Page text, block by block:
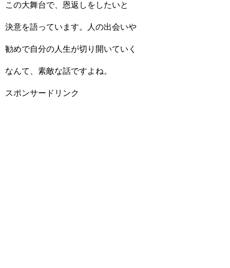
この大舞台で、恩返しをしたいと
決意を語っています。人の出会いや
勧めで自分の人生が切り開いていく
なんて、素敵な話ですよね。
スポンサードリンク